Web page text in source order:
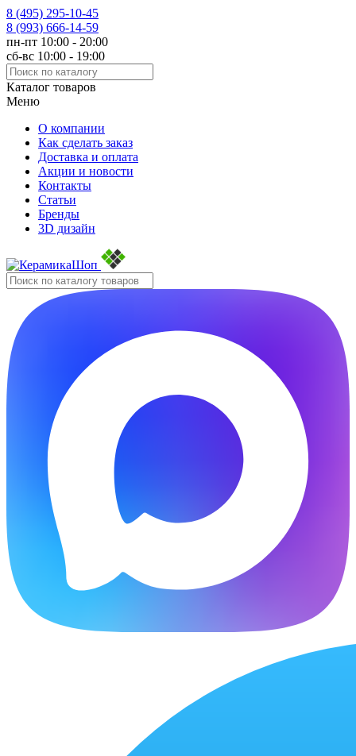
8 (495) 295-10-45
8 (993) 666-14-59
пн-пт 10:00 - 20:00
сб-вс 10:00 - 19:00
Каталог товаров
Меню
О компании
Как сделать заказ
Доставка и оплата
Акции и новости
Контакты
Статьи
Бренды
3D дизайн